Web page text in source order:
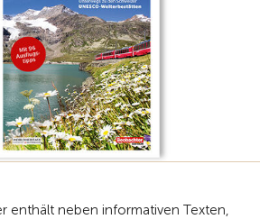
enthält neben informativen Texten,